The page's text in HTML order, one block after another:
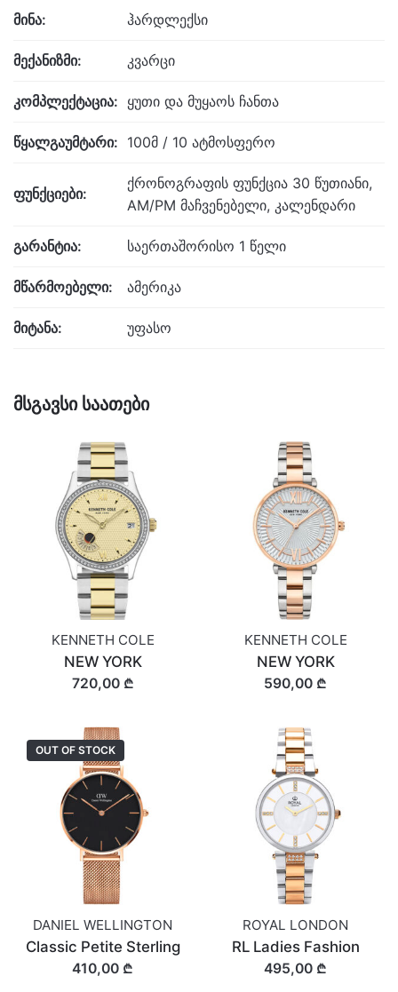
მინა: ჰარდლექსი
მექანიზმი: კვარცი
კომპლექტაცია: ყუთი და მუყაოს ჩანთა
წყალგაუმტარი: 100მ / 10 ატმოსფერო
ფუნქციები:
ქრონოგრაფის ფუნქცია 30 წუთიანი,
AM/PM მაჩვენებელი, კალენდარი
გარანტია: საერთაშორისო 1 წელი
მწარმოებელი: ამერიკა
მიტანა: უფასო
მსგავსი საათები
KENNETH COLE
NEW YORK
720,00 ₾
KENNETH COLE
NEW YORK
590,00 ₾
OUT OF STOCK
DANIEL WELLINGTON
Classic Petite Sterling
410,00 ₾
ROYAL LONDON
RL Ladies Fashion
495,00 ₾